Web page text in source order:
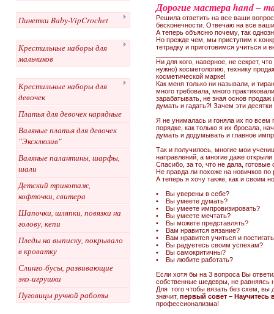
Пинетки Baby-VipCrochet
Крестильные наборы для
мальчиков
Крестильные наборы для
девочек
Платья для девочек нарядные
Валяные платья для девочек
"Эксклюзив"
Валяные палантины, шарфы,
шали
Детский трикотаж,
кофточки, свитера
Шапочки, шляпки, повязки на
голову, кепи
Пледы на выписку, покрывало
в кроватку
Слинго-бусы, развивающие
эко-игрушки
Пуговицы ручной работы
Дорогие мастера hand –
Решила ответить на все ваши
бесконечности. Отвечаю на все
А теперь объясню почему, так
Но прежде чем, мы приступим к
тетрадку и приготовимся учиться и
Ни для кого, наверное, не секрет,
нужно) косметологию, технику
косметической марке!
Как меня только ни называли, и
много требовала, много
зарабатывать, не зная основ
думать и гадать?! Зачем эти
Я не унималась и гоняла их по
порядке, как только я их бросала,
думать и додумывать и главное
Так и получилось, многие мои
направлений, а многие даже
Спасибо, за то, что не дала,
Не правда ли похоже на новичков по
А теперь я хочу также, как и своим
• Вы уверены в себе?
• Вы умеете думать?
• Вы умеете импровизировать?
• Вы умеете мечтать?
• Вы можете представлять?
• Вам нравится вязание?
• Вам нравится учиться и
• Вы радуетесь своим успехам?
• Вы самокритичны?
• Вы любите работать?
Если хотя бы на 3 вопроса Вы
собственные шедевры, не равняясь
Для того чтобы вязать без схем, вы
значит, первый совет – Научитесь
профессионализма!